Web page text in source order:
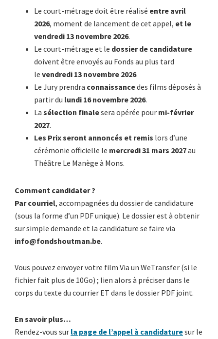
Le court-métrage doit être réalisé entre avril
2026, moment de lancement de cet appel, et le
vendredi 13 novembre 2026.
Le court-métrage et le dossier de candidature
doivent être envoyés au Fonds au plus tard
le vendredi 13 novembre 2026.
Le Jury prendra connaissancedes films déposés à
partir du lundi 16 novembre 2026.
La sélection finalesera opérée pour mi-février
2027.
Les Prix seront annoncés et remis lors d’une
cérémonie officielle le mercredi 31 mars 2027au
Théâtre Le Manège à Mons.
Comment candidater ?
Par courriel, accompagnées du dossier de candidature
(sous la forme d’un PDF unique). Le dossier est à obtenir
sur simple demande et la candidature se faire via
info@fondshoutman.be.
Vous pouvez envoyer votre film Via un WeTransfer (si le
fichier fait plus de 10Go) ; lien alors à préciser dans le
corps du texte du courrier ET dans le dossier PDF joint.
En savoir plus…
Rendez-vous sur la page de l’appel à candidaturesur le